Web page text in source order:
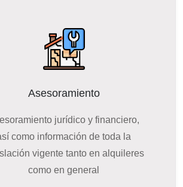
Asesoramiento
jurídico y financiero,
como información de toda la
vigente tanto en alquileres
como en general